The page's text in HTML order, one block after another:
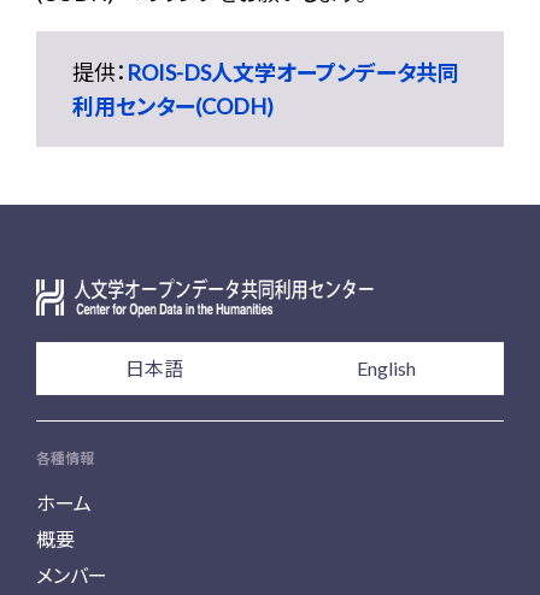
提供： ROIS-DS人文学オープンデータ共同
利用センター(CODH)
日本語 English
各種情報
ホーム
概要
メンバー